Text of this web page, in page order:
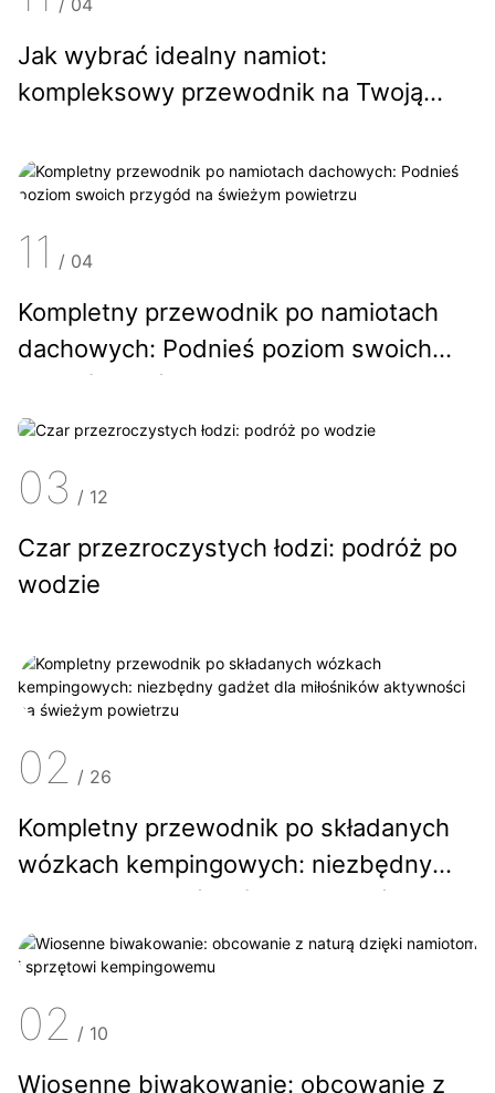
/ 04
Jak wybrać idealny namiot:
kompleksowy przewodnik na Twoją
11 / 04
Kompletny przewodnik po namiotach
dachowych: Podnieś poziom swoich
przygód na świeżym powietrzu
03 / 12
Czar przezroczystych łodzi: podróż po
wodzie
02 / 26
Kompletny przewodnik po składanych
wózkach kempingowych: niezbędny
gadżet dla miłośników aktywności na
świeżym powietrzu
02 / 10
Wiosenne biwakowanie: obcowanie z